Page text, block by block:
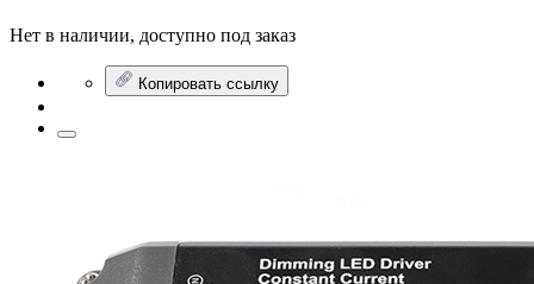
Нет в наличии, доступно под заказ
Копировать ссылку